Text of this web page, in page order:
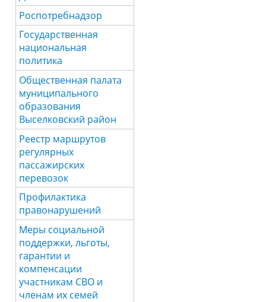
Роспотребнадзор
Государственная
национальная
политика
Общественная палата
муниципального
образования
Выселковский район
Реестр маршрутов
регулярных
пассажирских
перевозок
Профилактика
правонарушений
Меры социальной
поддержки, льготы,
гарантии и
компенсации
участникам СВО и
членам их семей